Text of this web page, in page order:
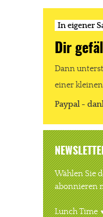
In eigener
Dir
Dann
einer
Paypal -
Wählen Sie
abonnieren
Lunch Time